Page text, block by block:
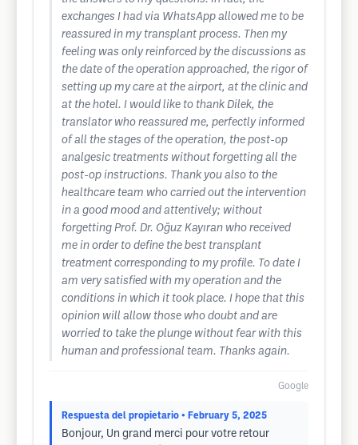
exchanges I had via WhatsApp allowed me to be
reassured in my transplant process. Then my
feeling was only reinforced by the discussions as
the date of the operation approached, the rigor of
setting up my care at the airport, at the clinic and
at the hotel. I would like to thank Dilek, the
translator who reassured me, perfectly informed
of all the stages of the operation, the post-op
analgesic treatments without forgetting all the
post-op instructions. Thank you also to the
healthcare team who carried out the intervention
in a good mood and attentively; without
forgetting Prof. Dr. Oğuz Kayıran who received
me in order to define the best transplant
treatment corresponding to my profile. To date I
am very satisfied with my operation and the
conditions in which it took place. I hope that this
opinion will allow those who doubt and are
worried to take the plunge without fear with this
human and professional team. Thanks again.
Google
Respuesta del propietario • February 5, 2025
Bonjour, Un grand merci pour votre retour